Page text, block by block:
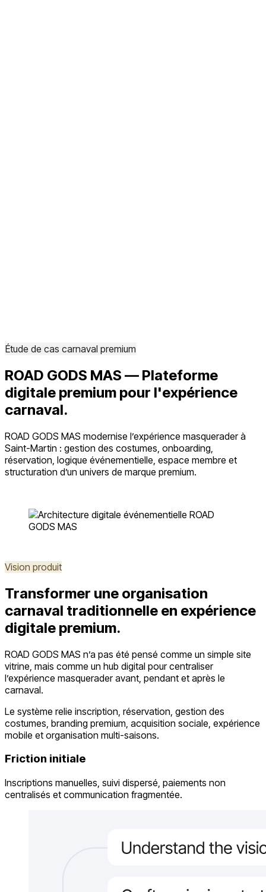
Étude de cas carnaval premium
ROAD GODS MAS — Plateforme
digitale premium pour l'expérience
carnaval.
ROAD GODS MAS modernise l’expérience masquerader à
Saint-Martin : gestion des costumes, onboarding,
réservation, logique événementielle, espace membre et
structuration d’un univers de marque premium.
Vision produit
Transformer une organisation
carnaval traditionnelle en expérience
digitale premium.
ROAD GODS MAS n’a pas été pensé comme un simple site
vitrine, mais comme un hub digital pour centraliser
l’expérience masquerader avant, pendant et après le
carnaval.
Le système relie inscription, réservation, gestion des
costumes, branding premium, acquisition sociale, expérience
mobile et organisation multi-saisons.
Friction initiale
Inscriptions manuelles, suivi dispersé, paiements non
centralisés et communication fragmentée.